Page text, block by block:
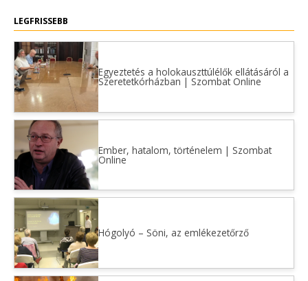
LEGFRISSEBB
Egyeztetés a holokauszttúlélők ellátásáról a
Szeretetkórházban | Szombat Online
Ember, hatalom, történelem | Szombat
Online
Hógolyó – Söni, az emlékezetőrző